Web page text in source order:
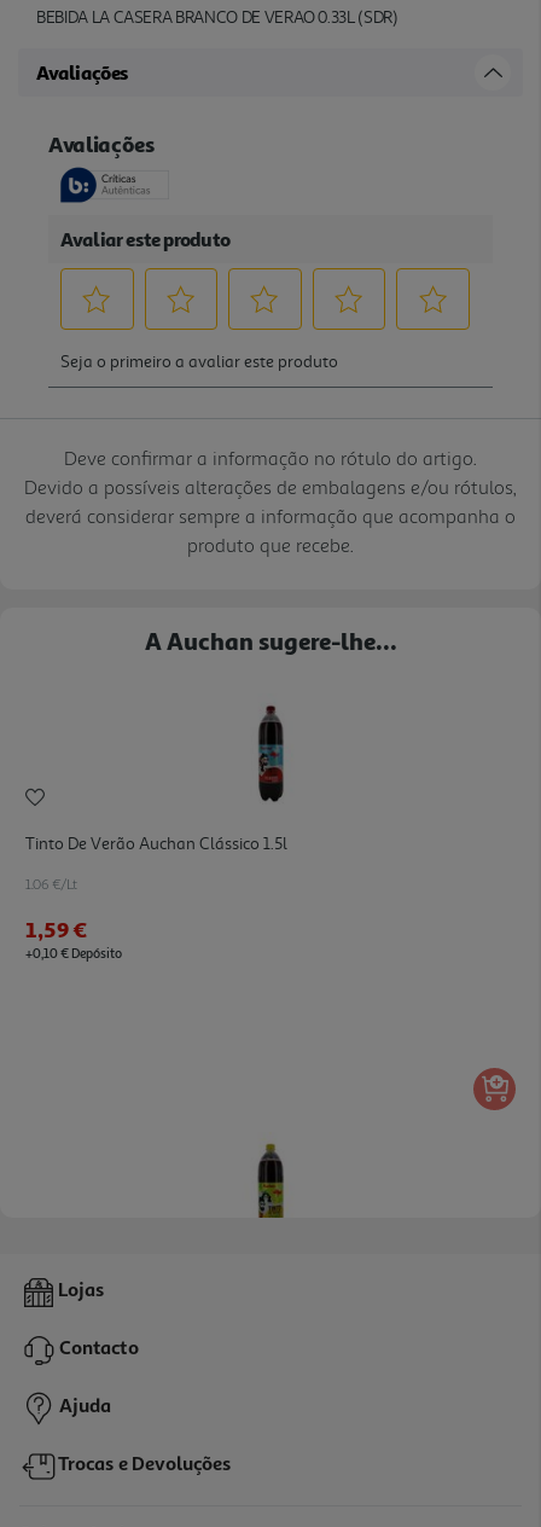
BEBIDA LA CASERA BRANCO DE VERAO 0.33L (SDR)
Avaliações
Deve confirmar a informação no rótulo do artigo.
Devido a possíveis alterações de embalagens e/ou rótulos,
deverá considerar sempre a informação que acompanha o
produto que recebe.
A Auchan sugere-lhe...
Tinto De Verão Auchan Clássico 1.5l
1.06 €/Lt
1,59 €
+0,10 € Depósito
Tinto De Verão Auchan Limão 1.5l
1,59 €
+0,10 € Depósito
Lojas
Contacto
Ajuda
Trocas e Devoluções